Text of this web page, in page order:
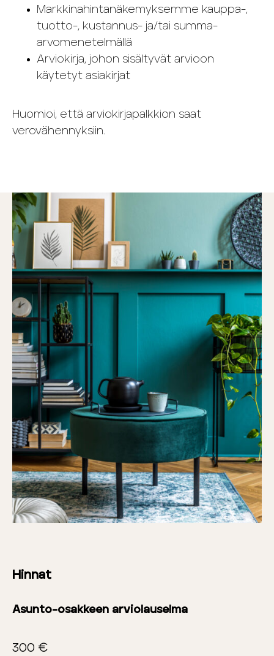
Markkinahintanäkemyksemme kauppa-,
tuotto-, kustannus- ja/tai summa-
arvomenetelmällä
Arviokirja, johon sisältyvät arvioon
käytetyt asiakirjat
Huomioi, että arviokirjapalkkion saat
verovähennyksiin.
Hinnat
Asunto-osakkeen arviolauselma
300 €